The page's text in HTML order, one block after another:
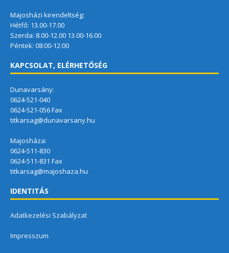
Majosházi kirendeltség:
Hétfő: 13.00-17.00
Szerda: 8.00-12.00 13.00-16.00
Péntek: 08:00-12:00
KAPCSOLAT, ELÉRHETŐSÉG
Dunavarsány:
0624-521-040
0624-521-056 Fax
titkarsag@dunavarsany.hu
Majosháza:
0624-511-830
0624-511-831 Fax
titkarsag@majoshaza.hu
IDENTITÁS
Adatkezelési Szabályzat
Impresszum